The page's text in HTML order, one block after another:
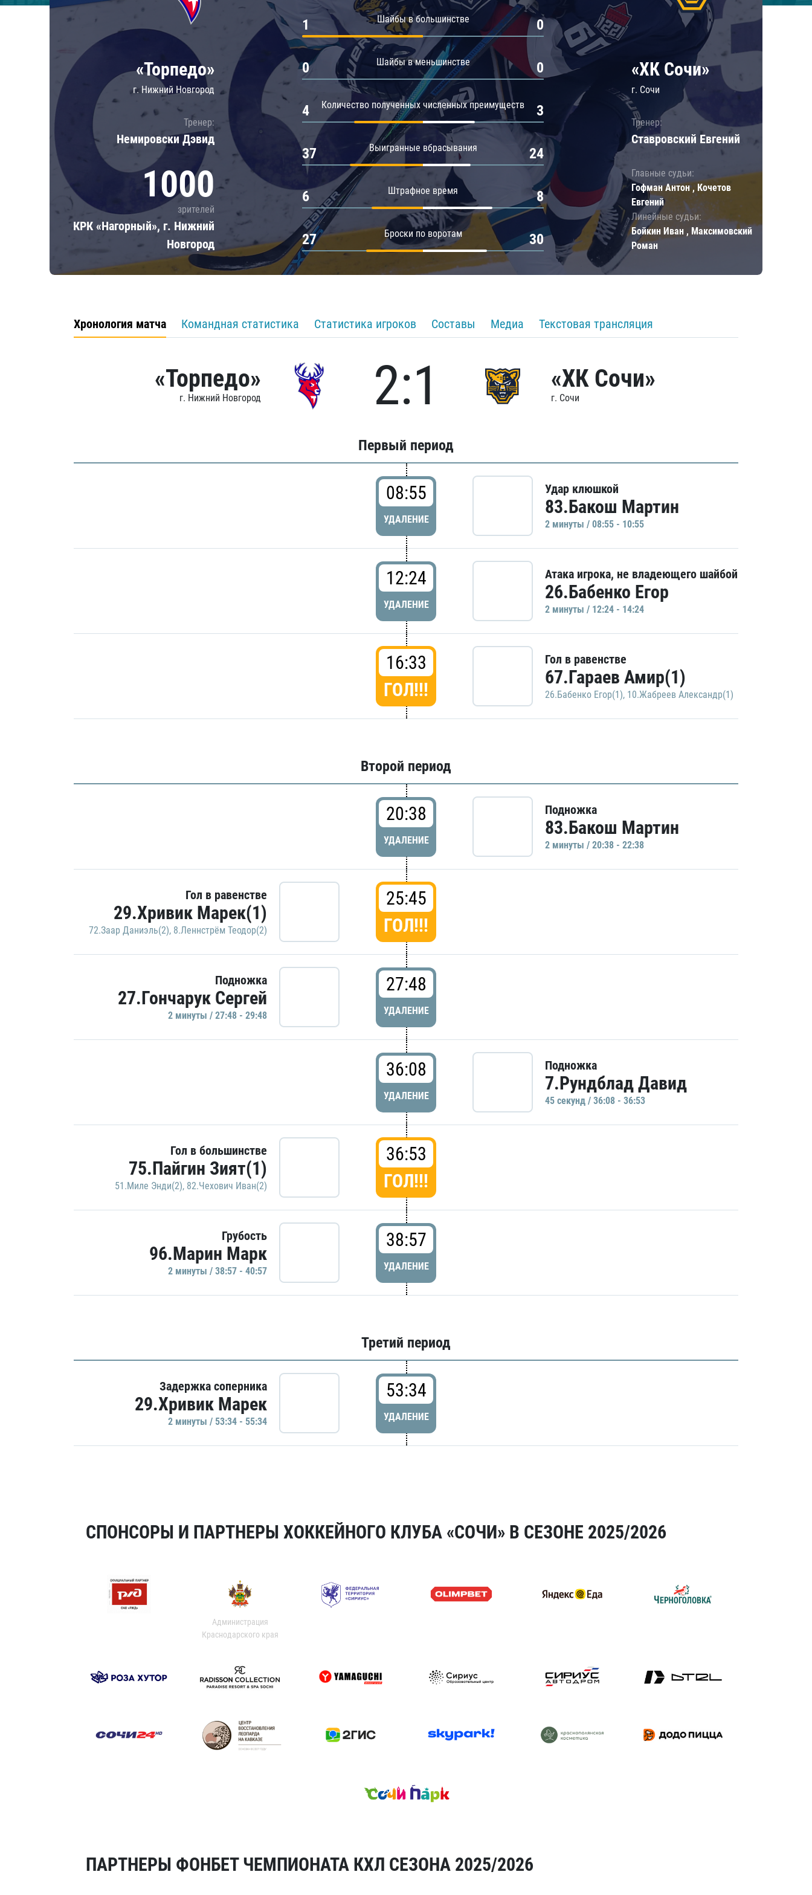
Локомотив
Северсталь
Шанхайские Драконы
Салават Юлаев
Сибирь
«Торпедо»
г. Нижний Новгород
Тренер:
Немировски Дэвид
1000
зрителей
КРК «Нагорный», г. Нижний
Новгород
Шайбы в большинстве
1 0
Шайбы в меньшинстве
0 0
Количество полученных численных преимуществ
4 3
Выигранные вбрасывания
37 24
Штрафное время
6 8
Броски по воротам
27 30
«ХК Сочи»
г. Сочи
Тренер:
Ставровский Евгений
Главные судьи:
Гофман Антон , Кочетов
Евгений
Линейные судьи:
Бойкин Иван , Максимовский
Роман
Хронология матча Командная статистика Статистика игроков Составы Медиа Текстовая трансляция
«Торпедо»
г. Нижний Новгород 2:1 «ХК Сочи»
г. Сочи
Первый период
08:55
УДАЛЕНИЕ
Удар клюшкой
83.Бакош Мартин
2 минуты / 08:55 - 10:55
12:24
УДАЛЕНИЕ
Атака игрока, не владеющего шайбой
26.Бабенко Егор
2 минуты / 12:24 - 14:24
16:33
ГОЛ!!!
Гол в равенстве
67.Гараев Амир(1)
26.Бабенко Егор(1), 10.Жабреев Александр(1)
Второй период
20:38
УДАЛЕНИЕ
Подножка
83.Бакош Мартин
2 минуты / 20:38 - 22:38
Гол в равенстве
29.Хривик Марек(1)
72.Заар Даниэль(2), 8.Леннстрём Теодор(2)
25:45
ГОЛ!!!
Подножка
27.Гончарук Сергей
2 минуты / 27:48 - 29:48
27:48
УДАЛЕНИЕ
36:08
УДАЛЕНИЕ
Подножка
7.Рундблад Давид
45 секунд / 36:08 - 36:53
Гол в большинстве
75.Пайгин Зият(1)
51.Миле Энди(2), 82.Чехович Иван(2)
36:53
ГОЛ!!!
Грубость
96.Марин Марк
2 минуты / 38:57 - 40:57
38:57
УДАЛЕНИЕ
Третий период
Задержка соперника
29.Хривик Марек
2 минуты / 53:34 - 55:34
53:34
УДАЛЕНИЕ
СПОНСОРЫ И ПАРТНЕРЫ ХОККЕЙНОГО КЛУБА «СОЧИ» В СЕЗОНЕ 2025/2026
Администрация
Краснодарского края
ПАРТНЕРЫ ФОНБЕТ ЧЕМПИОНАТА КХЛ СЕЗОНА 2025/2026